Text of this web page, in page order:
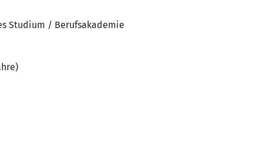
Studium / Berufsakademie